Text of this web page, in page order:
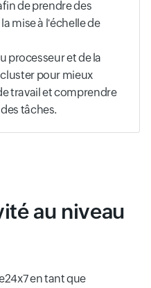
de prendre des
mise à l'échelle de
processeur et de la
pour mieux
travail et comprendre
tâches.
au niveau
en tant que